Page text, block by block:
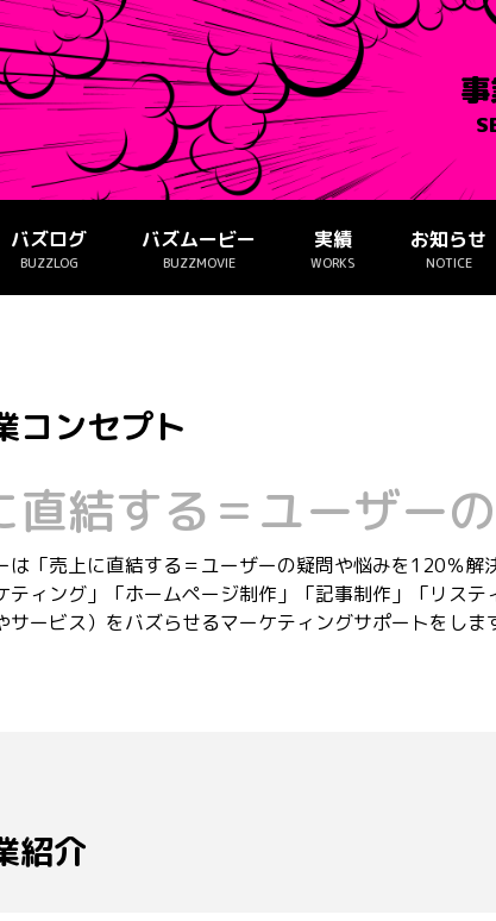
バズログ
BUZZLOG
バズムービー
BUZZMOVIE
実績
WORKS
お知らせ
NOTICE
コンセプト
直結する＝ユーザー
は「売上に直結する＝ユーザーの疑問や悩みを120％
ティング」「ホームページ制作」「記事制作」「リス
サービス）をバズらせるマーケティングサポートをしま
紹介